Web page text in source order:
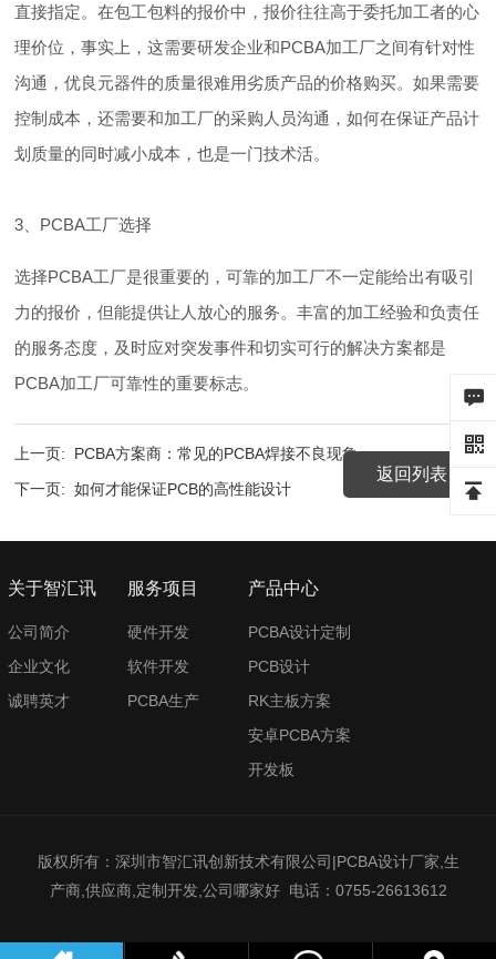
直接指定。在包工包料的报价中，报价往往高于委托加工者的心
理价位，事实上，这需要研发企业和PCBA加工厂之间有针对性
沟通，优良元器件的质量很难用劣质产品的价格购买。如果需要
控制成本，还需要和加工厂的采购人员沟通，如何在保证产品计
划质量的同时减小成本，也是一门技术活。
3、PCBA工厂选择
选择PCBA工厂是很重要的，可靠的加工厂不一定能给出有吸引
力的报价，但能提供让人放心的服务。丰富的加工经验和负责任
的服务态度，及时应对突发事件和切实可行的解决方案都是
PCBA加工厂可靠性的重要标志。
返回列表
上一页: PCBA方案商：常见的PCBA焊接不良现象
下一页:如何才能保证PCB的高性能设计
关于智汇讯
公司简介
企业文化
诚聘英才
服务项目
硬件开发
软件开发
PCBA生产
产品中心
PCBA设计定制
PCB设计
RK主板方案
安卓PCBA方案
开发板
版权所有：深圳市智汇讯创新技术有限公司|PCBA设计厂家,生
产商,供应商,定制开发,公司哪家好 电话：0755-26613612